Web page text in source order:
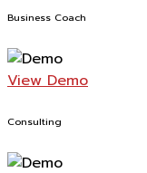
Business Coach
View Demo
Consulting